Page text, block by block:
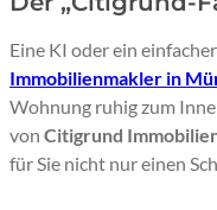
Eine KI oder ein
Immobilienmakler in
Wohnung ruhig zum
von Citigrund
für Sie nicht nur einen